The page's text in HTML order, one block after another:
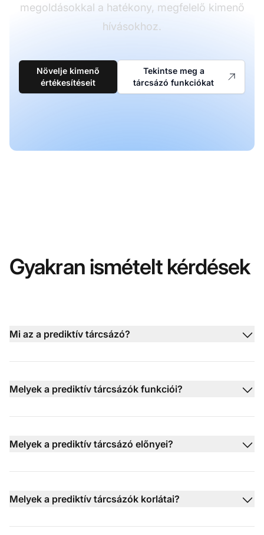
megoldásokkal a hatékony, megfelelő kimenő
hívásokhoz.
Növelje kimenő
értékesítéseit
Tekintse meg a
tárcsázó funkciókat
Gyakran ismételt kérdések
Mi az a prediktív tárcsázó?
Melyek a prediktív tárcsázók funkciói?
Melyek a prediktív tárcsázó előnyei?
Melyek a prediktív tárcsázók korlátai?